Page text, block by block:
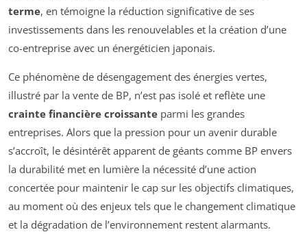
terme, en témoigne la réduction significative de ses
investissements dans les renouvelables et la création d’une
co-entreprise avec un énergéticien japonais.
Ce phénomène de désengagement des énergies vertes,
illustré par la vente de BP, n’est pas isolé et reflète une
crainte financière croissante parmi les grandes
entreprises. Alors que la pression pour un avenir durable
s’accroît, le désintérêt apparent de géants comme BP envers
la durabilité met en lumière la nécessité d’une action
concertée pour maintenir le cap sur les objectifs climatiques,
au moment où des enjeux tels que le changement climatique
et la dégradation de l’environnement restent alarmants.